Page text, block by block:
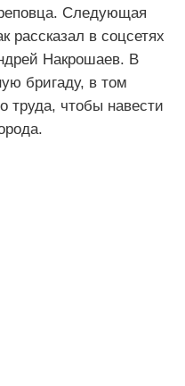
Следующая
рассказал в соцсетях
Накрошаев. В
бригаду, в том
труда, чтобы навести